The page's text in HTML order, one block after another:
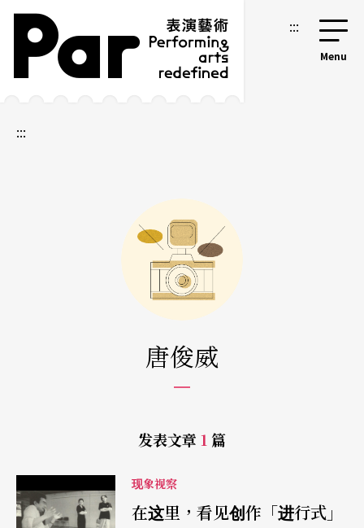
跳到主要内容区块
网站导览 :::
:::
唐俊威
发表文章 1 篇
现象视察
在这里，看见创作「进行式」